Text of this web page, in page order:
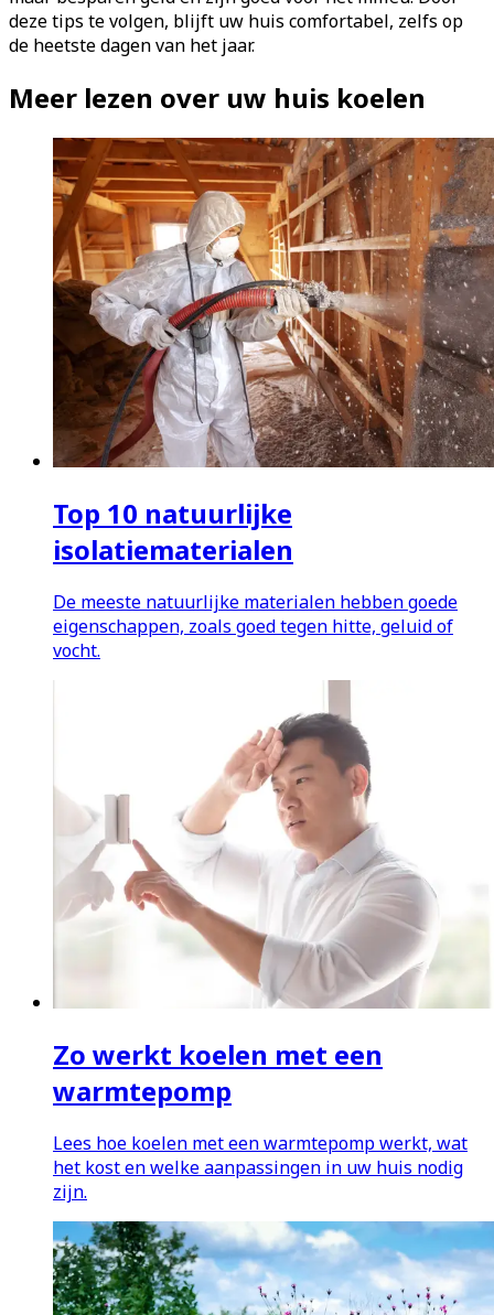
deze tips te volgen, blijft uw huis comfortabel, zelfs op
de heetste dagen van het jaar.
Meer lezen over uw huis koelen
Top 10 natuurlijke
isolatiematerialen
De meeste natuurlijke materialen hebben goede
eigenschappen, zoals goed tegen hitte, geluid of
vocht.
Zo werkt koelen met een
warmtepomp
Lees hoe koelen met een warmtepomp werkt, wat
het kost en welke aanpassingen in uw huis nodig
zijn.